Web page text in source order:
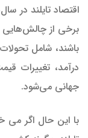
اقتصاد تایلند در
برخی از چالش‌هایی
باشند، شامل
درآمد، تغییرات
جهانی می‌شود.
با این حال اگر می